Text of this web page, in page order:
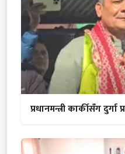
प्रधानमन्त्री कार्कीसँग